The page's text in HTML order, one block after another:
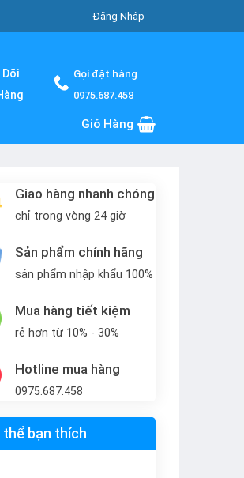
Đăng Nhập
Gọi đặt hàng
0975.687.458
Giỏ Hàng
Giao hàng nhanh chóng
chỉ trong vòng 24 giờ
Sản phẩm chính hãng
sản phẩm nhập khẩu 100%
Mua hàng tiết kiệm
rẻ hơn từ 10% - 30%
Hotline mua hàng
0975.687.458
thể bạn thích